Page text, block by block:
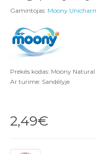
Gamintojas: Moony
Prekės kodas: Moony
Ar turime: Sandėlyje
2,49€